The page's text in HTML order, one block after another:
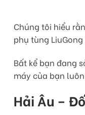
Chúng tôi hiểu
phụ tùng
Bất kể bạn đang
máy của bạn
Hải Âu –